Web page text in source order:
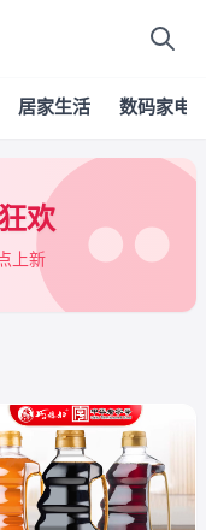
居家生活 数码家电
欢
上新